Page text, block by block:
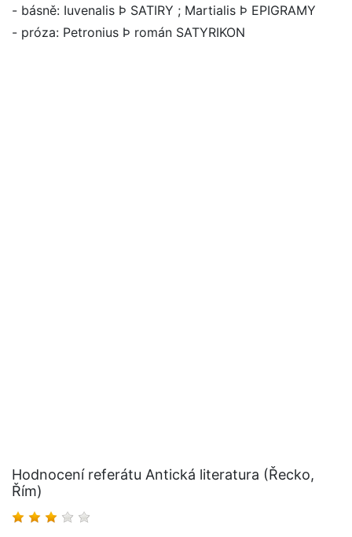
- básně: Iuvenalis Þ SATIRY ; Martialis Þ EPIGRAMY
- próza: Petronius Þ román SATYRIKON
Hodnocení referátu Antická literatura (Řecko,
Řím)